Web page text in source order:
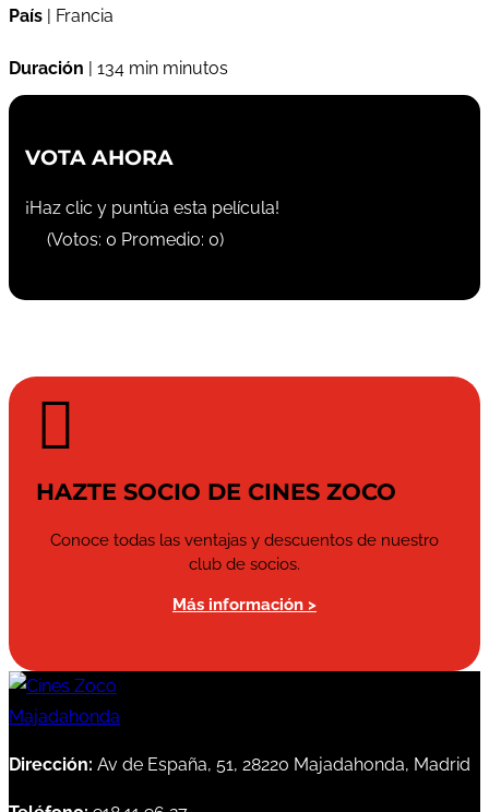
País | Francia
Duración | 134 min minutos
VOTA AHORA
¡Haz clic y puntúa esta película!
(Votos: 0 Promedio: 0)

HAZTE SOCIO DE CINES ZOCO
Conoce todas las ventajas y descuentos de nuestro
club de socios.
Más información >
Dirección: Av de España, 51, 28220 Majadahonda, Madrid